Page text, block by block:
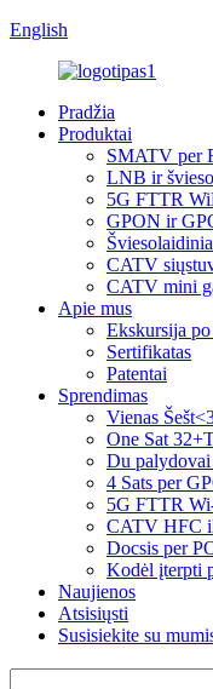
English
Pradžia
Produktai
SMATV per
LNB ir
5G FTTR
GPON ir
CATV
CATV mini
Apie mus
Ekskursija
Sertifikatas
Patentai
Sprendimas
Vienas
One Sat
Du
4 Sats per
5G FTTR
CATV HFC
Docsis per
Kodėl įterpti
Naujienos
Atsisiųsti
Susisiekite su